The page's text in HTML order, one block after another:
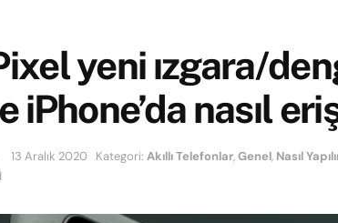
yeni ızgara/
iPhone’da nasıl
13 Aralık 2020 Kategori: Akıllı Telefonlar,Genel, Nasıl